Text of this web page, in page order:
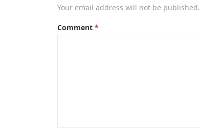
Your email address will not be published.
Comment *